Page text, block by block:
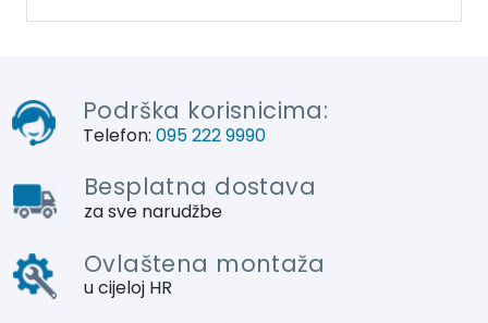
Podrška korisnicima:
Telefon: 095 222 9990
Besplatna dostava
za sve narudžbe
Ovlaštena montaža
u cijeloj HR